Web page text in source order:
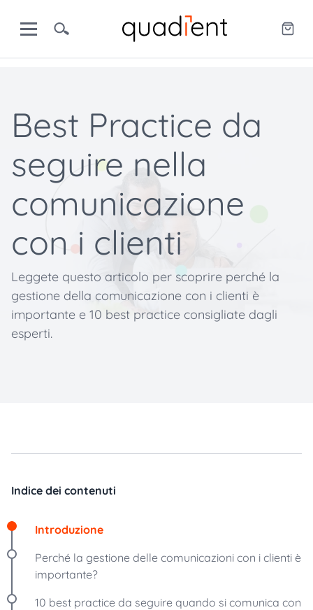
Best Practice da
seguire nella
comunicazione
con i clienti
Leggete questo articolo per scoprire perché la
gestione della comunicazione con i clienti è
importante e 10 best practice consigliate dagli
esperti.
Indice dei contenuti
Introduzione
Perché la gestione delle comunicazioni con i clienti è
importante?
10 best practice da seguire quando si comunica con